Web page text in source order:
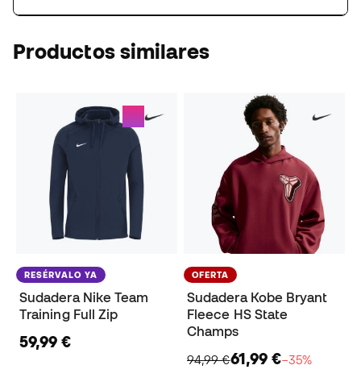
Productos similares
RESÉRVALO YA
Sudadera Nike Team
Training Full Zip
59,99 €
OFERTA
Sudadera Kobe Bryant
Fleece HS State
Champs
94,99 €61,99 €−35%